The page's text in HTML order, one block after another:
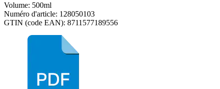
Volume: 500ml
Numéro d'article: 128050103
GTIN (code EAN): 8711577189556